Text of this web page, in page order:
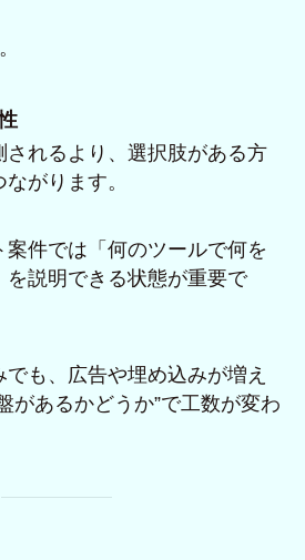
されるより、選択肢がある方
がります。
案件では「何のツールで何を
を説明できる状態が重要で
も、広告や埋め込みが増え
があるかどうか”で工数が変わ